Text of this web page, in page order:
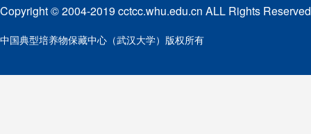
Copyright © 2004-2019 cctcc.whu.edu.cn ALL Rights
中国典型培养物保藏中心（武汉大学）版权所有